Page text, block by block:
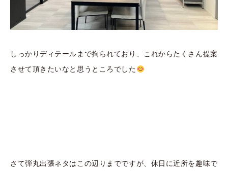
しっかりディテールまで拘られており、これからたくさん提案
させて頂きたいなと思うところでした
さて弾丸出張ネタはこの辺りまでですが、休日に近所を趣味で